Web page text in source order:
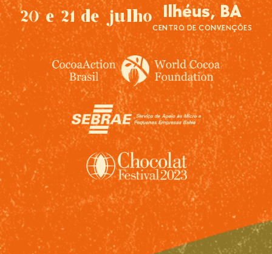
20 e 21 de julho Ilhéus, BA
CENTRO DE CONVENÇÕES